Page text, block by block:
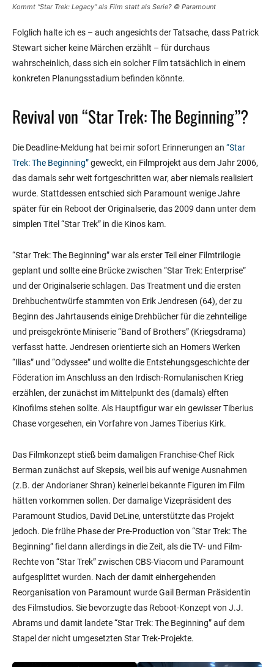
Kommt “Star Trek: Legacy” als Film statt als Serie? © Paramount
Folglich halte ich es – auch angesichts der Tatsache, dass Patrick
Stewart sicher keine Märchen erzählt – für durchaus
wahrscheinlich, dass sich ein solcher Film tatsächlich in einem
konkreten Planungsstadium befinden könnte.
Revival von “Star Trek: The Beginning”?
Die Deadline-Meldung hat bei mir sofort Erinnerungen an “Star
Trek: The Beginning”geweckt, ein Filmprojekt aus dem Jahr 2006,
das damals sehr weit fortgeschritten war, aber niemals realisiert
wurde. Stattdessen entschied sich Paramount wenige Jahre
später für ein Reboot der Originalserie, das 2009 dann unter dem
simplen Titel “Star Trek” in die Kinos kam.
“Star Trek: The Beginning” war als erster Teil einer Filmtrilogie
geplant und sollte eine Brücke zwischen “Star Trek: Enterprise”
und der Originalserie schlagen. Das Treatment und die ersten
Drehbuchentwürfe stammten von Erik Jendresen (64), der zu
Beginn des Jahrtausends einige Drehbücher für die zehnteilige
und preisgekrönte Miniserie “Band of Brothers” (Kriegsdrama)
verfasst hatte. Jendresen orientierte sich an Homers Werken
“Ilias” und “Odyssee” und wollte die Entstehungsgeschichte der
Föderation im Anschluss an den Irdisch-Romulanischen Krieg
erzählen, der zunächst im Mittelpunkt des (damals) elften
Kinofilms stehen sollte. Als Hauptfigur war ein gewisser Tiberius
Chase vorgesehen, ein Vorfahre von James Tiberius Kirk.
Das Filmkonzept stieß beim damaligen Franchise-Chef Rick
Berman zunächst auf Skepsis, weil bis auf wenige Ausnahmen
(z.B. der Andorianer Shran) keinerlei bekannte Figuren im Film
hätten vorkommen sollen. Der damalige Vizepräsident des
Paramount Studios, David DeLine, unterstützte das Projekt
jedoch. Die frühe Phase der Pre-Production von “Star Trek: The
Beginning” fiel dann allerdings in die Zeit, als die TV- und Film-
Rechte von “Star Trek” zwischen CBS-Viacom und Paramount
aufgesplittet wurden. Nach der damit einhergehenden
Reorganisation von Paramount wurde Gail Berman Präsidentin
des Filmstudios. Sie bevorzugte das Reboot-Konzept von J.J.
Abrams und damit landete “Star Trek: The Beginning” auf dem
Stapel der nicht umgesetzten Star Trek-Projekte.